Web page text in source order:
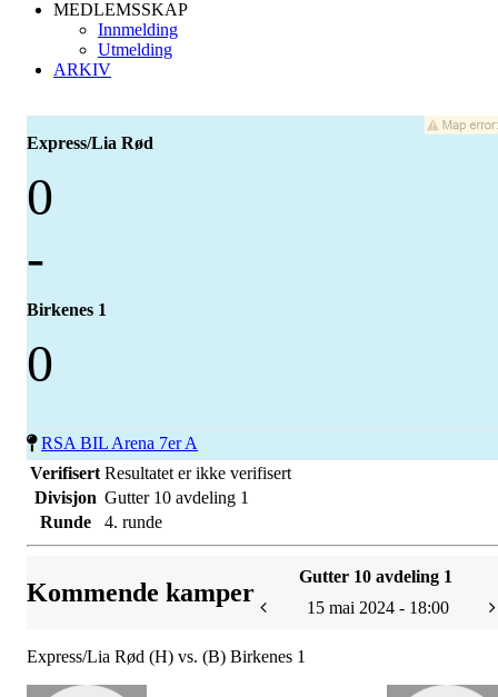
MEDLEMSSKAP
Innmelding
Utmelding
ARKIV
Express/Lia Rød
0
-
Birkenes 1
0
RSA BIL Arena 7er A
Verifisert Resultatet er ikke verifisert
Divisjon Gutter 10 avdeling 1
Runde
4. runde
Kommende kamper
Gutter 10 avdeling 1
15 mai 2024 - 18:00
Express/Lia Rød (H) vs. (B) Birkenes 1